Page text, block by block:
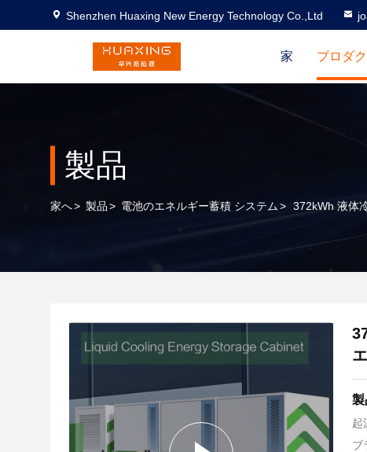
Shenzhen Huaxing New Energy Technology Co.,Ltd
家 プロダク
製品
家へ> 製品> 電池のエネルギー蓄積 システム> 372kWh 液体
製
起
ブ